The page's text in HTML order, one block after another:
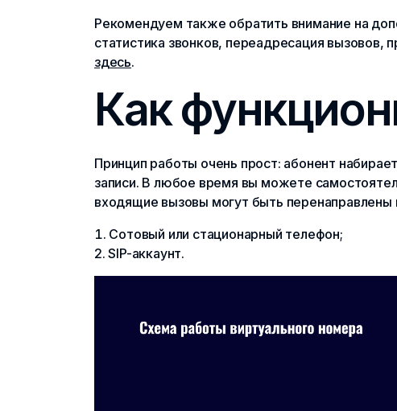
Рекомендуем также обратить внимание на
статистика звонков, переадресация
здесь.
Как
Принцип работы очень прост: абонент
записи. В любое время вы можете
входящие вызовы могут быть перенаправлены
Сотовый или стационарный телефон;
SIP-аккаунт.